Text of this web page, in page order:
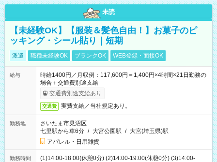
未読
【未経験OK】【服装＆髪色自由！】お菓子のピ
ッキング・シール貼り｜短期
派遣 職種未経験OK ブランクOK WEB登録・面接OK
給与
時給1400円／月収例：117,600円＝1,400円×4時間×21日勤務の
場合＋交通費別途支給
交通費別途支給あり
交通費 実費支給／当社規定あり。
勤務地
さいたま市見沼区
七里駅から車6分 / 大宮公園駅 / 大宮(埼玉県)駅
アパレル・日用雑貨
勤務時間
(1)14:00-18:00(休憩0分) (2)14:00-19:00(休憩0分) (3)14:00-